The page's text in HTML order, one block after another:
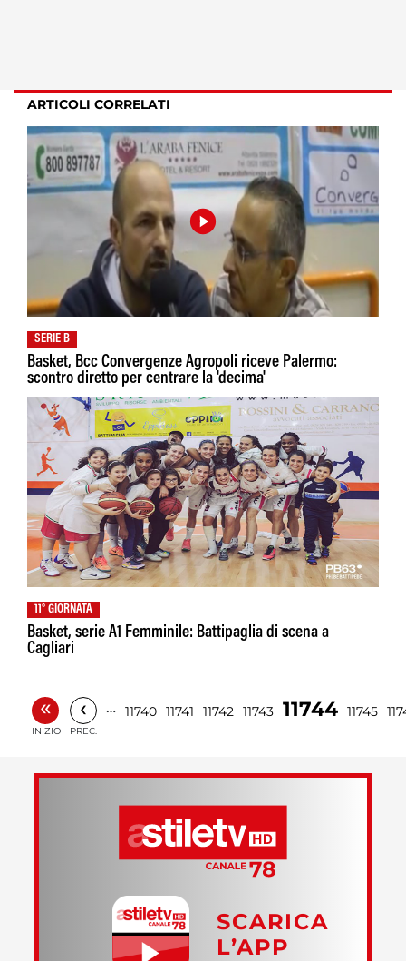
ARTICOLI CORRELATI
SERIE B
Basket, Bcc Convergenze Agropoli riceve Palermo:
scontro diretto per centrare la 'decima'
11° GIORNATA
Basket, serie A1 Femminile: Battipaglia di scena a
Cagliari
«
INIZIO
‹
PREC.
… 11740 11741 11742 11743 11744 11745
SCARICA
L’APP